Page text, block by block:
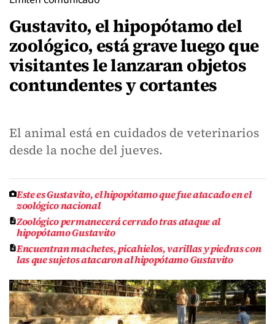
Gustavito, el hipopótamo del
zoológico, está grave luego que
visitantes le lanzaran objetos
contundentes y cortantes
El animal está en cuidados de veterinarios
desde la noche del jueves.
Este es Gustavito, el hipopótamo que fue atacado en el
zoológico nacional
Zoológico permanecerá cerrado tras ataque al
hipopótamo Gustavito
Encuentran machetes, picahielos, varillas y piedras con
las que sujetos atacaron al hipopótamo Gustavito